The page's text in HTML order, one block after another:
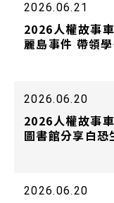
2026.06.21
2026人權故事
麗島事件 帶領
2026.06.20
2026人權故事
圖書館分享白恐
2026.06.20